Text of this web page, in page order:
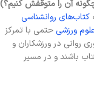
آن را متوقفش کنیم؟)
کتاب‌های روانشناسی
ورزشی حتمی با تمرکز
روانی در ورزشکاران و
باشند و در مسیر